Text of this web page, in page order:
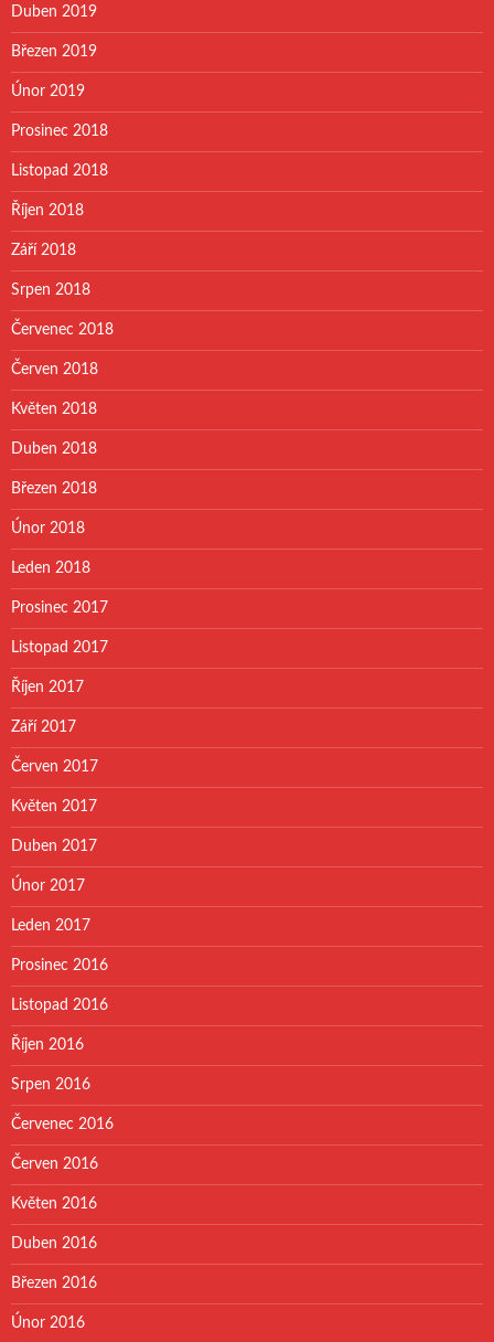
Duben 2019
Březen 2019
Únor 2019
Prosinec 2018
Listopad 2018
Říjen 2018
Září 2018
Srpen 2018
Červenec 2018
Červen 2018
Květen 2018
Duben 2018
Březen 2018
Únor 2018
Leden 2018
Prosinec 2017
Listopad 2017
Říjen 2017
Září 2017
Červen 2017
Květen 2017
Duben 2017
Únor 2017
Leden 2017
Prosinec 2016
Listopad 2016
Říjen 2016
Srpen 2016
Červenec 2016
Červen 2016
Květen 2016
Duben 2016
Březen 2016
Únor 2016